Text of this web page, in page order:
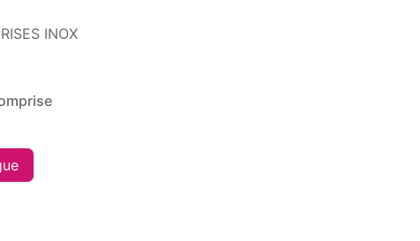
INOX